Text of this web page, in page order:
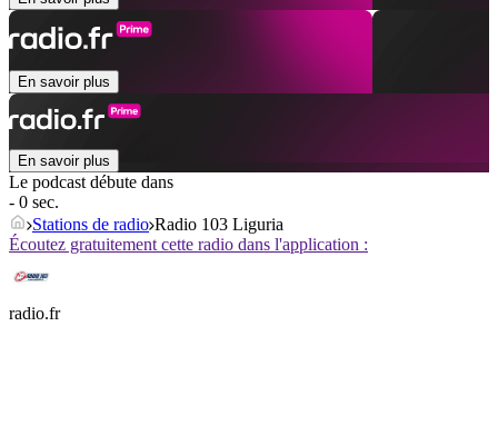
En savoir plus
En savoir plus
Le podcast débute dans
- 0 sec.
Stations de radio Radio 103 Liguria
Écoutez gratuitement cette radio dans l'application :
radio.fr